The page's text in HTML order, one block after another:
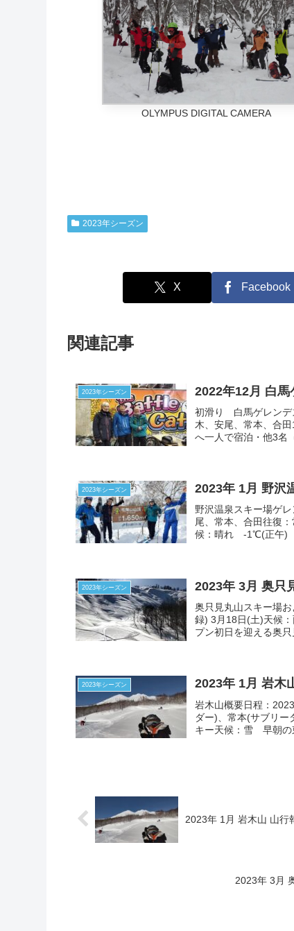
OLYMPUS DIGITAL CAMERA
2023年シーズン
X Facebook
関連記事
2023年シーズン 2022年12月 白
初滑り 白馬ゲレンデ
木、安尾、常本、合
へ一人で宿泊・他3名
2023年シーズン 2023年 1月 野沢
野沢温泉スキー場ゲ
尾、常本、合田往復
候：晴れ -1℃(正午)
2023年シーズン 2023年 3月 奥只
奥只見丸山スキー場
録) 3月18日(土)天候
プン初日を迎える奥
2023年シーズン 2023年 1月 岩木
岩木山概要日程：
ダー)、常本(サブリ
キー天候：雪 早朝の
2023年 1月 岩木山 山行
2023年 3月